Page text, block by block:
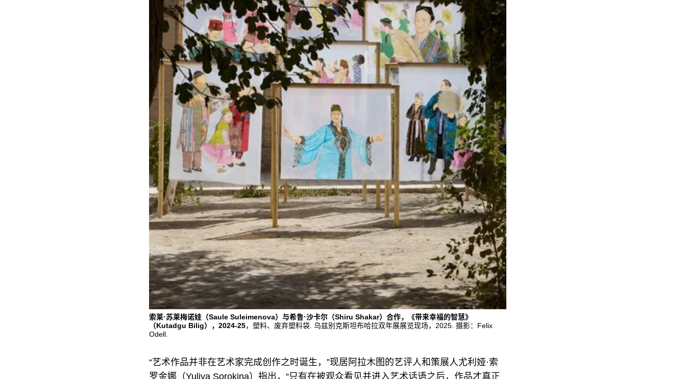
索莱·苏莱梅诺娃（Saule Suleimenova）与希鲁·沙卡尔（Shiru Shakar）合作，《带来幸福的智慧》
（Kutadgu Bilig），2024-25，塑料、废弃塑料袋. 乌兹别克斯坦布哈拉双年展展览现场，2025. 摄影：Felix
Odell.
“艺术作品并非在艺术家完成创作之时诞生，”现居阿拉木图的艺评人和策展人尤利娅·索
罗金娜（Yuliya Sorokina）指出，“只有在被观众看见并进入艺术话语之后，作品才真正